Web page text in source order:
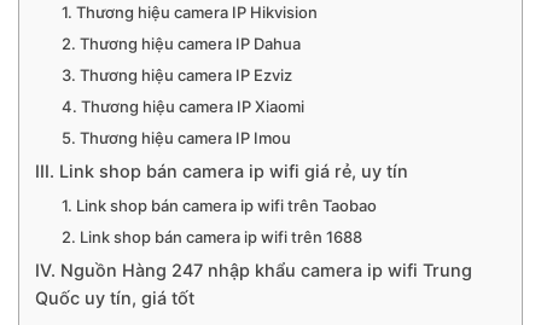
1. Thương hiệu camera IP Hikvision
2. Thương hiệu camera IP Dahua
3. Thương hiệu camera IP Ezviz
4. Thương hiệu camera IP Xiaomi
5. Thương hiệu camera IP Imou
III. Link shop bán camera ip wifi giá rẻ, uy tín
1. Link shop bán camera ip wifi trên Taobao
2. Link shop bán camera ip wifi trên 1688
IV. Nguồn Hàng 247 nhập khẩu camera ip wifi Trung
Quốc uy tín, giá tốt